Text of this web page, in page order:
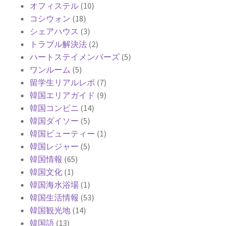
オフィステル (10)
コシウォン (18)
シェアハウス (3)
トラブル解決法 (2)
ハートステイメンバーズ (5)
ワンルーム (5)
留学生リアルレポ (7)
韓国エリアガイド (9)
韓国コンビニ (14)
韓国ダイソー (5)
韓国ビューティー (1)
韓国レジャー (5)
韓国情報 (65)
韓国文化 (1)
韓国海水浴場 (1)
韓国生活情報 (53)
韓国観光地 (14)
韓国語 (13)